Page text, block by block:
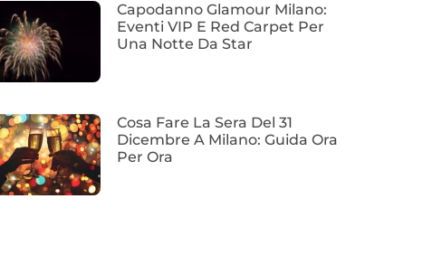
Capodanno Glamour Milano:
Eventi VIP E Red Carpet Per
Una Notte Da Star
Cosa Fare La Sera Del 31
Dicembre A Milano: Guida Ora
Per Ora